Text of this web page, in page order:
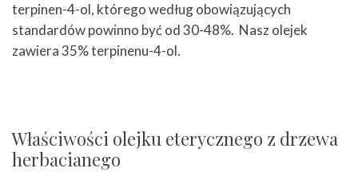
terpinen-4-ol, którego według obowiązujących
standardów powinno być od 30-48%. Nasz olejek
zawiera 35% terpinenu-4-ol.
Właściwości olejku eterycznego z drzewa
herbacianego